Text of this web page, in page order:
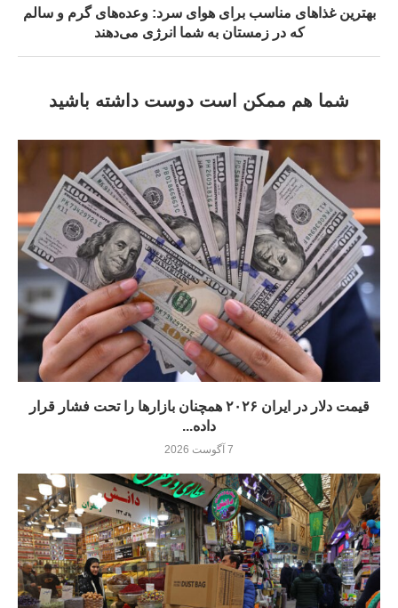
بهترین غذاهای مناسب برای هوای سرد: وعده‌های گرم و سالم
که در زمستان به شما انرژی می‌دهند
شما هم ممکن است دوست داشته باشید
قیمت دلار در ایران ۲۰۲۶ همچنان بازارها را تحت فشار قرار
داده...
7 آگوست 2026